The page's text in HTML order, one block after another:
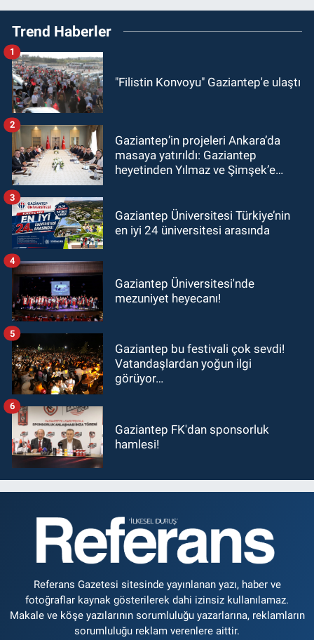
Trend Haberler
"Filistin Konvoyu" Gaziantep'e ulaştı
1
Gaziantep’in projeleri Ankara’da
masaya yatırıldı: Gaziantep
heyetinden Yılmaz ve Şimşek’e
2
Gaziantep Üniversitesi Türkiye’nin
en iyi 24 üniversitesi arasında
3
Gaziantep Üniversitesi'nde
mezuniyet heyecanı!
4
Gaziantep bu festivali çok sevdi!
Vatandaşlardan yoğun ilgi
görüyor…
5
Gaziantep FK'dan sponsorluk
hamlesi!
6
Referans Gazetesi sitesinde yayınlanan yazı, haber ve
fotoğraflar kaynak gösterilerek dahi izinsiz kullanılamaz.
Makale ve köşe yazılarının sorumluluğu yazarlarına, reklamların
sorumluluğu reklam verenlere aittir.